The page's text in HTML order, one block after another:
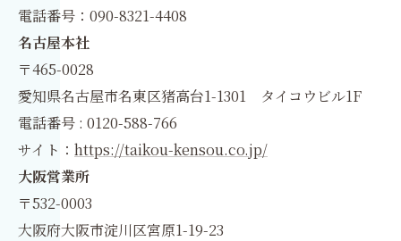
電話番号：090-8321-4408
名古屋本社
〒465-0028
愛知県名古屋市名東区猪高台1-1301 タイコウビル1F
電話番号 : 0120-588-766
サイト： https://taikou-kensou.co.jp/
大阪営業所
〒532-0003
大阪府大阪市淀川区宮原1-19-23